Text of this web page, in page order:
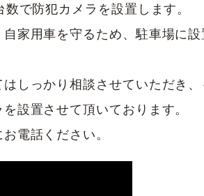
で防犯カメラを設置します。
家用車を守るため、駐車場に設
しっかり相談させていただき、
設置させて頂いております。
電話ください。